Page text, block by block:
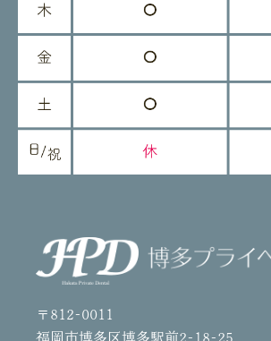
〒812-0011
福岡市博多区博多駅前2-18-25